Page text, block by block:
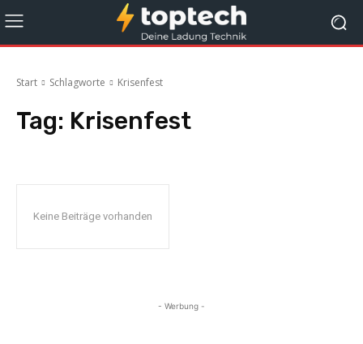
Start Schlagworte Krisenfest
Tag: Krisenfest
Keine Beiträge vorhanden
- Werbung -